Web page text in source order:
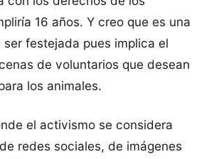
16 años. Y creo que es una
festejada pues implica el
de voluntarios que desean
los animales.
el activismo se considera
redes sociales, de imágenes